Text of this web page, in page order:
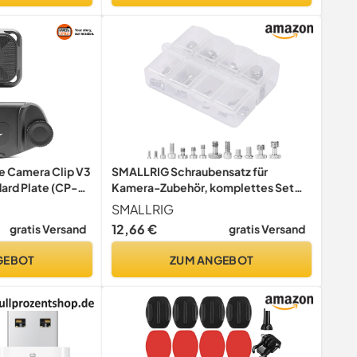
Camera Clip V3
Plate (CP-
gratis Versand
SMALLRIG Schraubensatz für
Kamera-Zubehör, komplettes Set
mit 26 Schrauben – 2326
SMALLRIG
Nur noch: 29Std 51Min 09Sek
ZUM ANGEBOT